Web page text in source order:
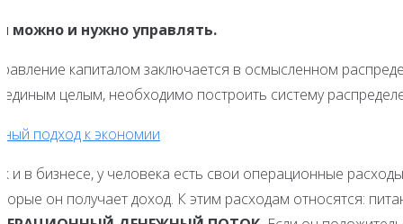
можно и нужно управлять.
капиталом заключается в осмысленном
единым целым, необходимо построить систему
подход к экономии
и в бизнесе, у человека есть свои операционные
он получает доход. К этим расходам относятся: